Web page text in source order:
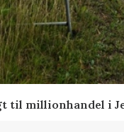
til millionhandel i